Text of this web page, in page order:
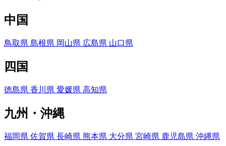
中国
鳥取県 島根県 岡山県 広島県 山口県
四国
徳島県 香川県 愛媛県 高知県
九州・沖縄
福岡県 佐賀県 長崎県 熊本県 大分県 宮崎県 鹿児島県 沖縄県